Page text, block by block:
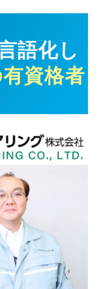
語化し
資格者